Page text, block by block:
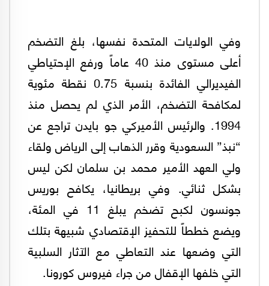
وفي الولايات المتحدة نفسها، بلغ التضخم
أعلى مستوى منذ 40 عاماً ورفع الإحتياطي
الفيديرالي الفائدة بنسبة 0.75 نقطة مئوية
لمكافحة التضخم، الأمر الذي لم يحصل منذ
1994. والرئيس الأميركي جو بايدن تراجع عن
“نبذ” السعودية وقرر الذهاب إلى الرياض ولقاء
ولي العهد الأمير محمد بن سلمان لكن ليس
بشكل ثنائي. وفي بريطانيا، يكافح بوريس
جونسون لكبح تضخم يبلغ 11 في المئة،
ويضع خططاً للتحفيز الإقتصادي شبيهة بتلك
التي وضعها عند التعاطي مع الآثار السلبية
التي خلفها الإقفال من جراء فيروس كورونا.